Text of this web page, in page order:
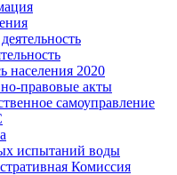
населения 2020
правовые акты
самоуправление
испытаний воды
Комиссия